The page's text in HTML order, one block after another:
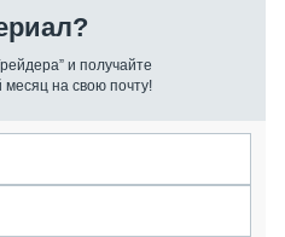
и получайте
на свою почту!